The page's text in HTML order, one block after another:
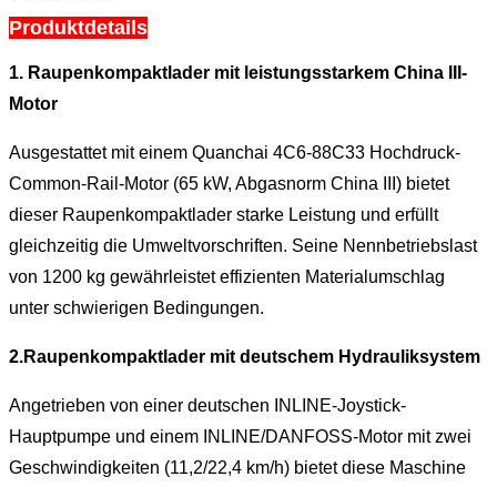
Produktdetails
1. Raupenkompaktlader mit leistungsstarkem China III-
Motor
Ausgestattet mit einem Quanchai 4C6-88C33 Hochdruck-
Common-Rail-Motor (65 kW, Abgasnorm China III) bietet
dieser Raupenkompaktlader starke Leistung und erfüllt
gleichzeitig die Umweltvorschriften. Seine Nennbetriebslast
von 1200 kg gewährleistet effizienten Materialumschlag
unter schwierigen Bedingungen.
2.Raupenkompaktlader mit deutschem Hydrauliksystem
Angetrieben von einer deutschen INLINE-Joystick-
Hauptpumpe und einem INLINE/DANFOSS-Motor mit zwei
Geschwindigkeiten (11,2/22,4 km/h) bietet diese Maschine